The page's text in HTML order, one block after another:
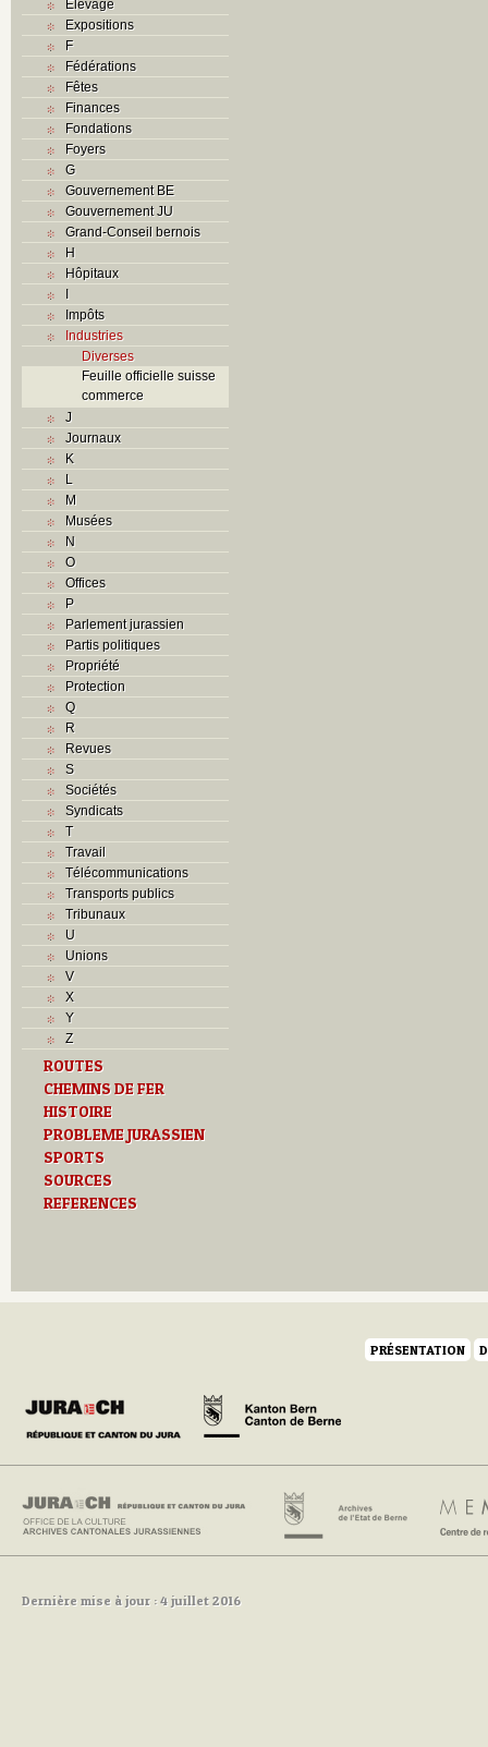
Elevage
Expositions
F
Fédérations
Fêtes
Finances
Fondations
Foyers
G
Gouvernement BE
Gouvernement JU
Grand-Conseil bernois
H
Hôpitaux
I
Impôts
Industries
Diverses
Feuille officielle suisse
commerce
J
Journaux
K
L
M
Musées
N
O
Offices
P
Parlement jurassien
Partis politiques
Propriété
Protection
Q
R
Revues
S
Sociétés
Syndicats
T
Travail
Télécommunications
Transports publics
Tribunaux
U
Unions
V
X
Y
Z
ROUTES
CHEMINS DE FER
HISTOIRE
PROBLEME JURASSIEN
SPORTS
SOURCES
REFERENCES
PRÉSENTATION
Dernière mise à jour : 4 juillet 2016